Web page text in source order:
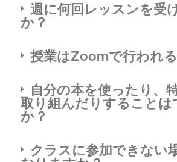
週に何回レッスンを受
か？
授業はZoomで行われ
自分の本を使ったり、
取り組んだりすることは
か？
クラスに参加できない